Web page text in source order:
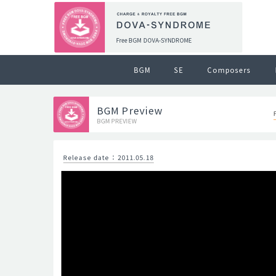
Free BGM DOVA-SYNDROME
BGM SE Composers
BGM Preview
BGM PREVIEW
Release date ： 2011.05.18